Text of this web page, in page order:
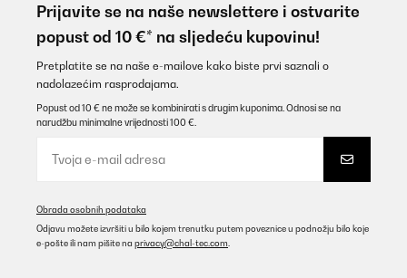
Prijavite se na naše newslettere i ostvarite
popust od 10 €* na sljedeću kupovinu!
Pretplatite se na naše e-mailove kako biste prvi saznali o
nadolazećim rasprodajama.
Popust od 10 € ne može se kombinirati s drugim kuponima. Odnosi se na
narudžbu minimalne vrijednosti 100 €.
Obrada osobnih podataka
Odjavu možete izvršiti u bilo kojem trenutku putem poveznice u podnožju bilo koje
e-pošte ili nam pišite na privacy@chal-tec.com